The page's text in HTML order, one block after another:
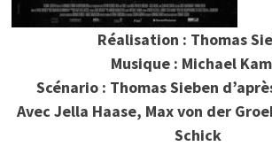
Réalisation : Thomas
Musique : Michael
Scénario : Thomas Sieben
Avec Jella Haase, Max von der
Schick